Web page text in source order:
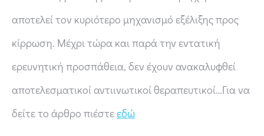
αποτελεί τον κυριότερο μηχανισμό εξέλιξης προς
κίρρωση. Μέχρι τώρα και παρά την εντατική
ερευνητική προσπάθεια, δεν έχουν ανακαλυφθεί
αποτελεσματικοί αντιινωτικοί θεραπευτικοί…Για να
δείτε το άρθρο πιέστεεδώ